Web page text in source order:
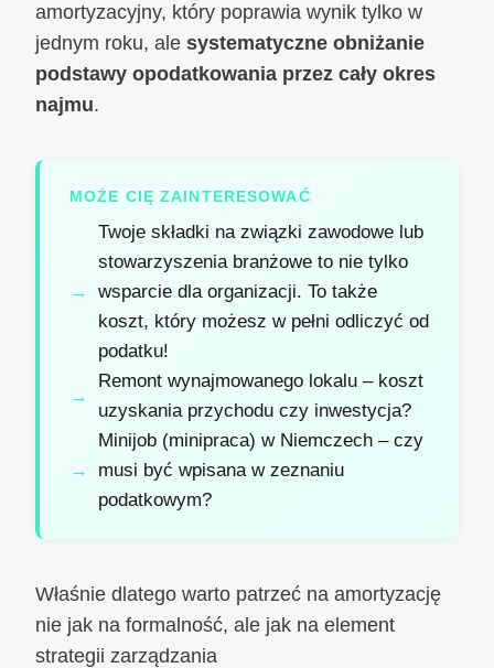
amortyzacyjny, który poprawia wynik tylko w
jednym roku, ale systematyczne obniżanie
podstawy opodatkowania przez cały okres
najmu.
MOŻE CIĘ ZAINTERESOWAĆ
Twoje składki na związki zawodowe lub
stowarzyszenia branżowe to nie tylko
wsparcie dla organizacji. To także
koszt, który możesz w pełni odliczyć od
podatku!
Remont wynajmowanego lokalu – koszt
uzyskania przychodu czy inwestycja?
Minijob (minipraca) w Niemczech – czy
musi być wpisana w zeznaniu
podatkowym?
Właśnie dlatego warto patrzeć na amortyzację
nie jak na formalność, ale jak na element
strategii zarządzania